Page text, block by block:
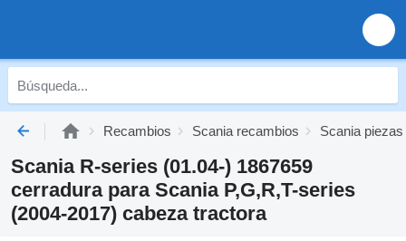
Recambios Scania recambios Scania
Scania R-series (01.04-) 1867659
cerradura para Scania P,G,R,T-series
(2004-2017) cabeza tractora